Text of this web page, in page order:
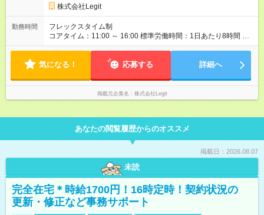
株式会社Legit
勤務時間
フレックスタイム制
コアタイム：11:00 ～ 16:00 標準労働時間：1日あたり8時間 標
準労働時間：1日あたり8時間 ／ 1か月あたり160時間
気になる！ 応募する 詳細へ
掲載元企業名 株式会社Legit
あなたの閲覧履歴からのオススメ
掲載日：2026.08.07
未読
完全在宅＊時給1700円！16時定時！契約状況の
更新・修正など事務サポート